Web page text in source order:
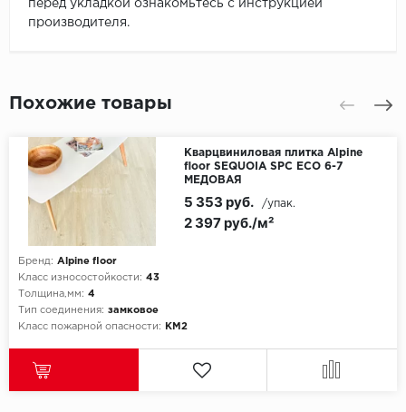
перед укладкой ознакомьтесь с инструкцией
производителя.
Похожие товары
Кварцвиниловая плитка Alpine
floor SEQUOIA SPC ЕСО 6-7
МЕДОВАЯ
Бренд: Alpine floor
Класс износостойкости: 43
Толщина,мм: 4
Тип соединения: замковое
Класс пожарной опасности:
КМ2
2 397 руб./м²
5 353 руб. /упак.